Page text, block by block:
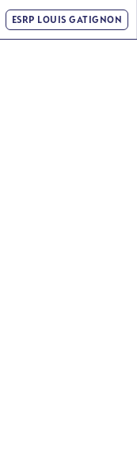
ESRP LOUIS GATIGNON